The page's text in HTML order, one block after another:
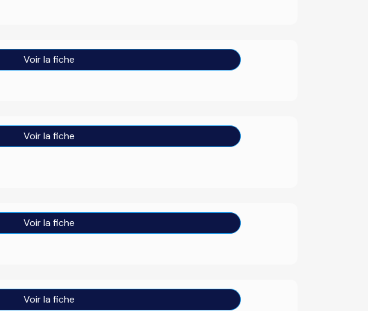
Voir la fiche
Voir la fiche
Voir la fiche
Voir la fiche